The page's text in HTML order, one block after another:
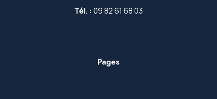
Tél. : 09 82 61 68 03
Pages